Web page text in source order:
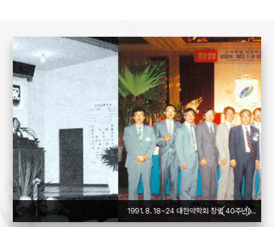
1991. 8. 18~24 대한약학회 창립 40주년(45주년) 신약개발국제학술대회